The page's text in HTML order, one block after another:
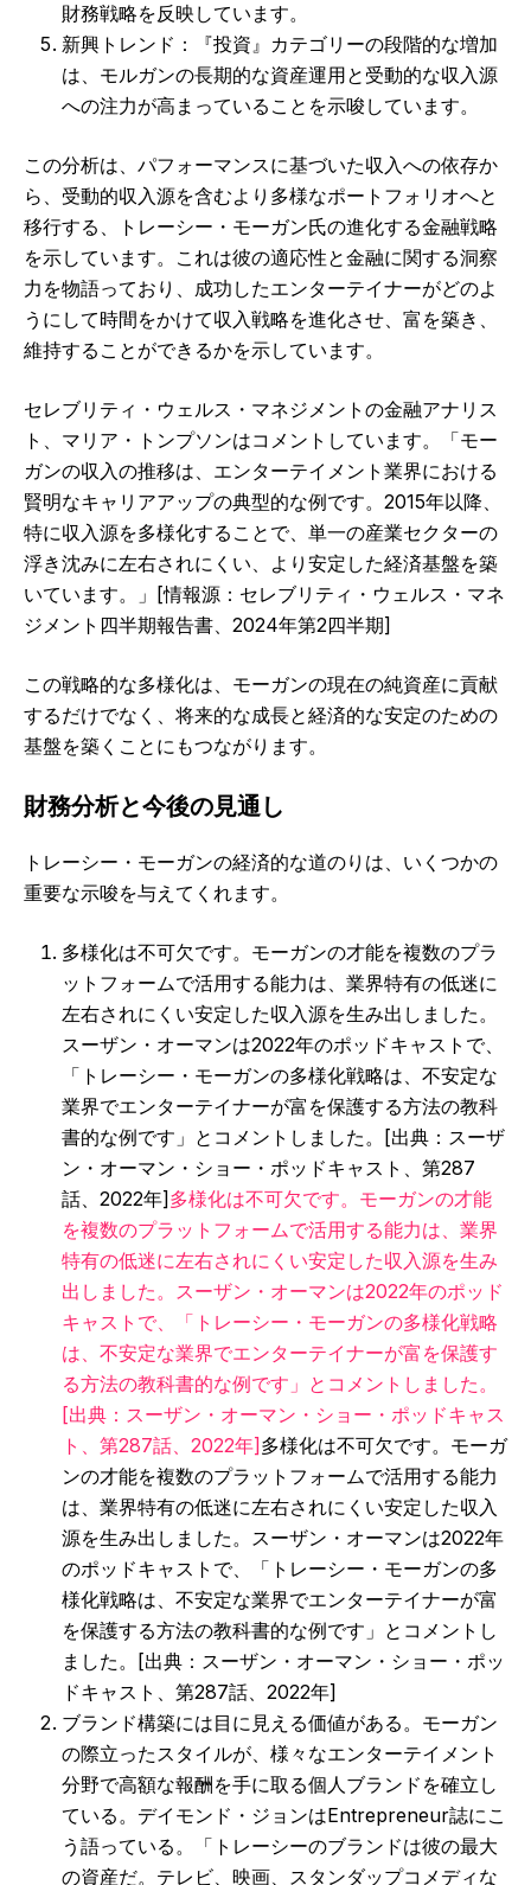
財務戦略を反映しています。
新興トレンド：『投資』カテゴリーの段階的な増加
は、モルガンの長期的な資産運用と受動的な収入源
への注力が高まっていることを示唆しています。
この分析は、パフォーマンスに基づいた収入への依存か
ら、受動的収入源を含むより多様なポートフォリオへと
移行する、トレーシー・モーガン氏の進化する金融戦略
を示しています。これは彼の適応性と金融に関する洞察
力を物語っており、成功したエンターテイナーがどのよ
うにして時間をかけて収入戦略を進化させ、富を築き、
維持することができるかを示しています。
セレブリティ・ウェルス・マネジメントの金融アナリス
ト、マリア・トンプソンはコメントしています。「モー
ガンの収入の推移は、エンターテイメント業界における
賢明なキャリアアップの典型的な例です。2015年以降、
特に収入源を多様化することで、単一の産業セクターの
浮き沈みに左右されにくい、より安定した経済基盤を築
いています。」[情報源：セレブリティ・ウェルス・マネ
ジメント四半期報告書、2024年第2四半期]
この戦略的な多様化は、モーガンの現在の純資産に貢献
するだけでなく、将来的な成長と経済的な安定のための
基盤を築くことにもつながります。
財務分析と今後の見通し
トレーシー・モーガンの経済的な道のりは、いくつかの
重要な示唆を与えてくれます。
多様化は不可欠です。モーガンの才能を複数のプラ
ットフォームで活用する能力は、業界特有の低迷に
左右されにくい安定した収入源を生み出しました。
スーザン・オーマンは2022年のポッドキャストで、
「トレーシー・モーガンの多様化戦略は、不安定な
業界でエンターテイナーが富を保護する方法の教科
書的な例です」とコメントしました。[出典：スーザ
ン・オーマン・ショー・ポッドキャスト、第287
話、2022年] 多様化は不可欠です。モーガンの才能
を複数のプラットフォームで活用する能力は、業界
特有の低迷に左右されにくい安定した収入源を生み
出しました。スーザン・オーマンは2022年のポッド
キャストで、「トレーシー・モーガンの多様化戦略
は、不安定な業界でエンターテイナーが富を保護す
る方法の教科書的な例です」とコメントしました。
[出典：スーザン・オーマン・ショー・ポッドキャス
ト、第287話、2022年] 多様化は不可欠です。モーガ
ンの才能を複数のプラットフォームで活用する能力
は、業界特有の低迷に左右されにくい安定した収入
源を生み出しました。スーザン・オーマンは2022年
のポッドキャストで、「トレーシー・モーガンの多
様化戦略は、不安定な業界でエンターテイナーが富
を保護する方法の教科書的な例です」とコメントし
ました。[出典：スーザン・オーマン・ショー・ポッ
ドキャスト、第287話、2022年]
ブランド構築には目に見える価値がある。モーガン
の際立ったスタイルが、様々なエンターテイメント
分野で高額な報酬を手に取る個人ブランドを確立し
ている。デイモンド・ジョンはEntrepreneur誌にこ
う語っている。「トレーシーのブランドは彼の最大
の資産だ。テレビ、映画、スタンダップコメディな